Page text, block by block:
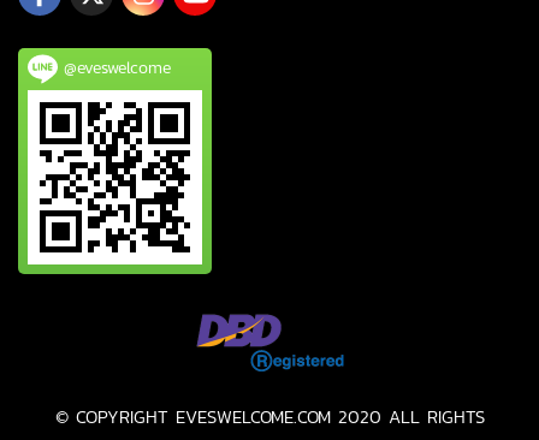
@eveswelcome
© COPYRIGHT EVESWELCOME.COM 2020 ALL RIGHTS